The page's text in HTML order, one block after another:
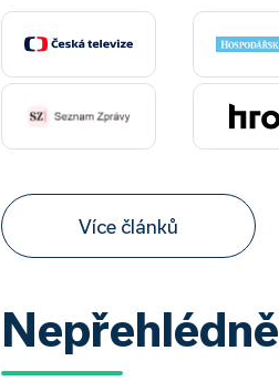
Více článků